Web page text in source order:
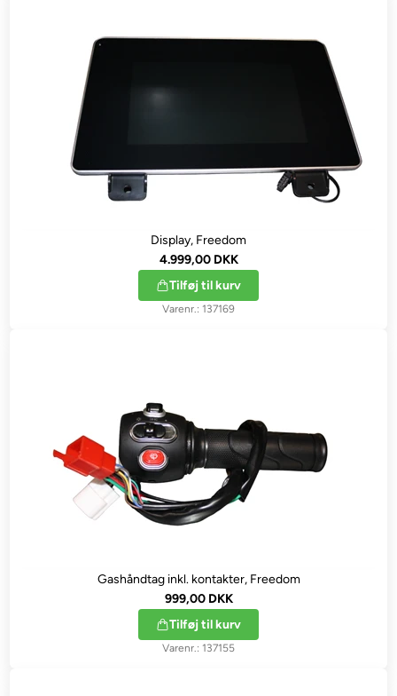
Display, Freedom
4.999,00 DKK
Tilføj til kurv
137169
Gashåndtag inkl. kontakter, Freedom
999,00 DKK
Tilføj til kurv
137155